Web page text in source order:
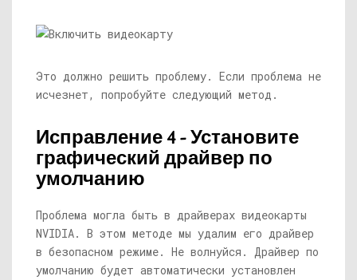
Это должно решить проблему. Если проблема не
исчезнет, ​​попробуйте следующий метод.
Исправление 4 - Установите
графический драйвер по
умолчанию
Проблема могла быть в драйверах видеокарты
NVIDIA. В этом методе мы удалим его драйвер
в безопасном режиме. Не волнуйся. Драйвер по
умолчанию будет автоматически установлен